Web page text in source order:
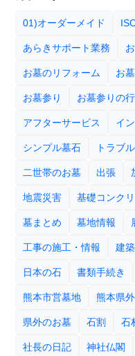
01)オーダーメイド
あらきサポート業務
お墓のリフォーム お
お墓参り お墓参りの
アフターサービス イ
シンプル墓石 トラブル
二世帯のお墓 出張
地震災害 基礎コンク
墓まとめ 墓地情報
工事の施工・情報 建
日本の石 書類手続き
熊本市営墓地 熊本県
県外のお墓 石割 石
社長の日記 神社仏閣